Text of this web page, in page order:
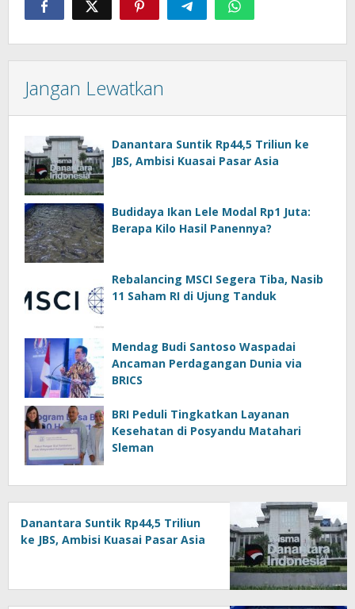
Jangan Lewatkan
Danantara Suntik Rp44,5 Triliun ke
JBS, Ambisi Kuasai Pasar Asia
Budidaya Ikan Lele Modal Rp1 Juta:
Berapa Kilo Hasil Panennya?
Rebalancing MSCI Segera Tiba, Nasib
11 Saham RI di Ujung Tanduk
Mendag Budi Santoso Waspadai
Ancaman Perdagangan Dunia via
BRICS
BRI Peduli Tingkatkan Layanan
Kesehatan di Posyandu Matahari
Sleman
Danantara Suntik Rp44,5 Triliun
ke JBS, Ambisi Kuasai Pasar Asia